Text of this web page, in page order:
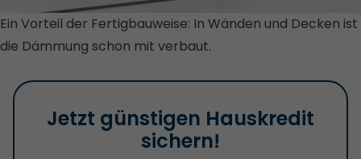
Ein Vorteil der Fertigbauweise: In Wänden und Decken ist
die Dämmung schon mit verbaut.
Jetzt günstigen Hauskredit
sichern!